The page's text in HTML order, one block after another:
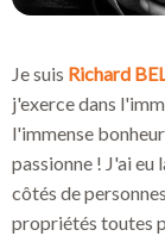
Je suis Richard
j'exerce dans
l'immense
passionne ! J'ai eu
côtés de
propriétés toutes